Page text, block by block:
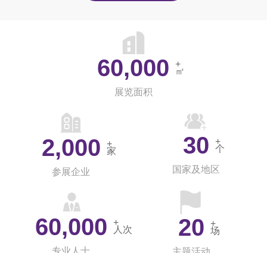
60,000 +
㎡
展览面积
2,000 +
家
参展企业
30 +
个
国家及地区
60,000 +
人次
专业人士
20 +
场